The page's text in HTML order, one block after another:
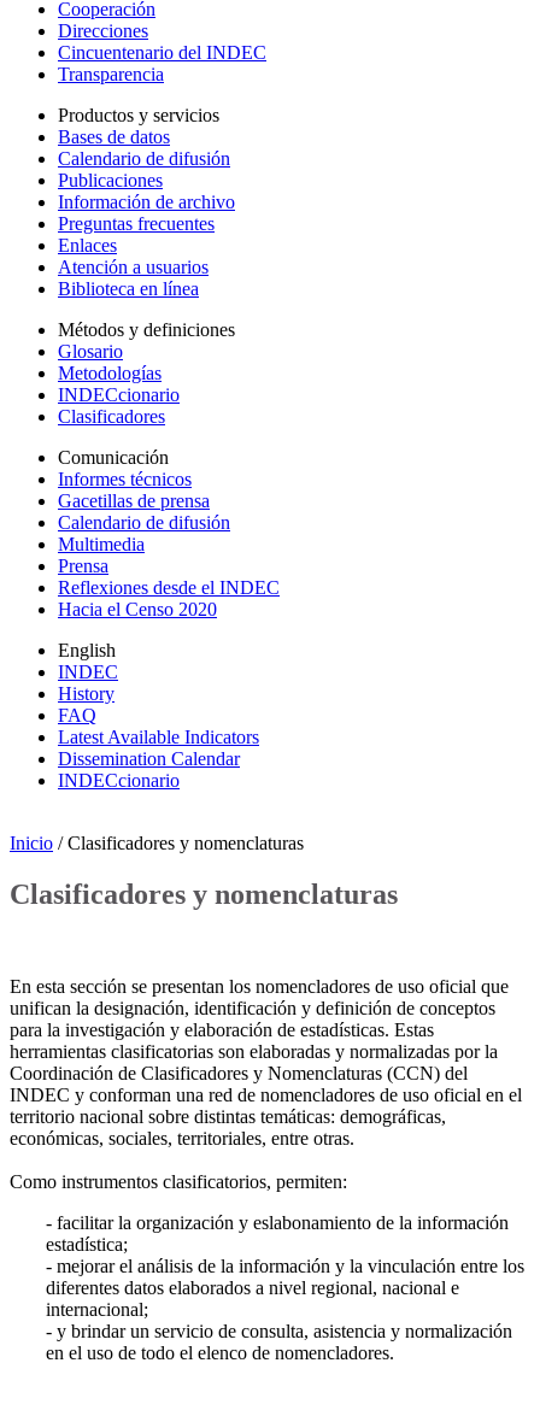
Cooperación
Direcciones
Cincuentenario del INDEC
Transparencia
Productos y servicios
Bases de datos
Calendario de difusión
Publicaciones
Información de archivo
Preguntas frecuentes
Enlaces
Atención a usuarios
Biblioteca en línea
Métodos y definiciones
Glosario
Metodologías
INDECcionario
Clasificadores
Comunicación
Informes técnicos
Gacetillas de prensa
Calendario de difusión
Multimedia
Prensa
Reflexiones desde el INDEC
Hacia el Censo 2020
English
INDEC
History
FAQ
Latest Available Indicators
Dissemination Calendar
INDECcionario
Inicio / Clasificadores y nomenclaturas
Clasificadores y nomenclaturas
En esta sección se presentan los nomencladores de uso oficial que
unifican la designación, identificación y definición de conceptos
para la investigación y elaboración de estadísticas. Estas
herramientas clasificatorias son elaboradas y normalizadas por la
Coordinación de Clasificadores y Nomenclaturas (CCN) del
INDEC y conforman una red de nomencladores de uso oficial en el
territorio nacional sobre distintas temáticas: demográficas,
económicas, sociales, territoriales, entre otras.
Como instrumentos clasificatorios, permiten:
- facilitar la organización y eslabonamiento de la información
estadística;
- mejorar el análisis de la información y la vinculación entre los
diferentes datos elaborados a nivel regional, nacional e
internacional;
- y brindar un servicio de consulta, asistencia y normalización
en el uso de todo el elenco de nomencladores.